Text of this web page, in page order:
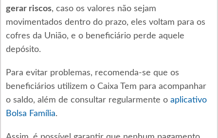
gerar riscos, caso os valores não sejam
movimentados dentro do prazo, eles voltam para os
cofres da União, e o beneficiário perde aquele
depósito.
Para evitar problemas, recomenda-se que os
beneficiários utilizem o Caixa Tem para acompanhar
o saldo, além de consultar regularmente o aplicativo
Bolsa Família.